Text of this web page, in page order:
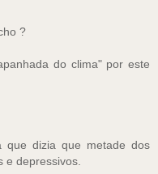
?
do clima" por este
que dizia que metade dos
e depressivos.